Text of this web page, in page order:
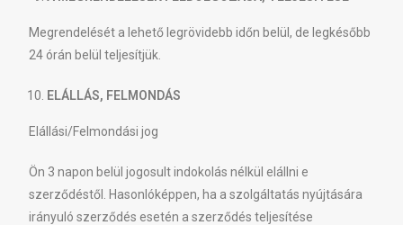
Megrendelését a lehető legrövidebb időn belül, de legkésőbb
24 órán belül teljesítjük.
ELÁLLÁS, FELMONDÁS
Elállási/Felmondási jog
Ön 3 napon belül jogosult indokolás nélkül elállni e
szerződéstől. Hasonlóképpen, ha a szolgáltatás nyújtására
irányuló szerződés esetén a szerződés teljesítése